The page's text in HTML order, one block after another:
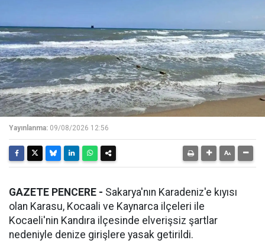
Yayınlanma: 09/08/2026 12:56
GAZETE PENCERE - Sakarya'nın Karadeniz'e kıyısı
olan Karasu, Kocaali ve Kaynarca ilçeleri ile
Kocaeli'nin Kandıra ilçesinde elverişsiz şartlar
nedeniyle denize girişlere yasak getirildi.